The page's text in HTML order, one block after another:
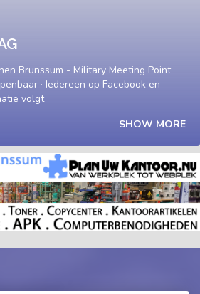
Brunssum - Military Meeting Point
· Iedereen op Facebook en
volgt
SHOW MORE